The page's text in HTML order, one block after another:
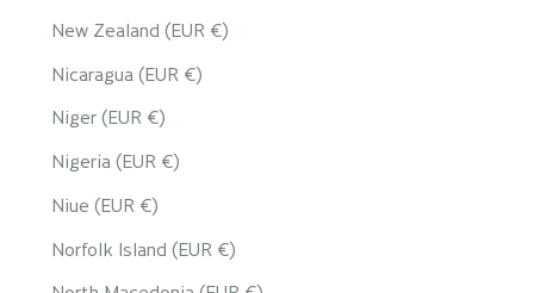
New Zealand (EUR €)
Nicaragua (EUR €)
Niger (EUR €)
Nigeria (EUR €)
Niue (EUR €)
Norfolk Island (EUR €)